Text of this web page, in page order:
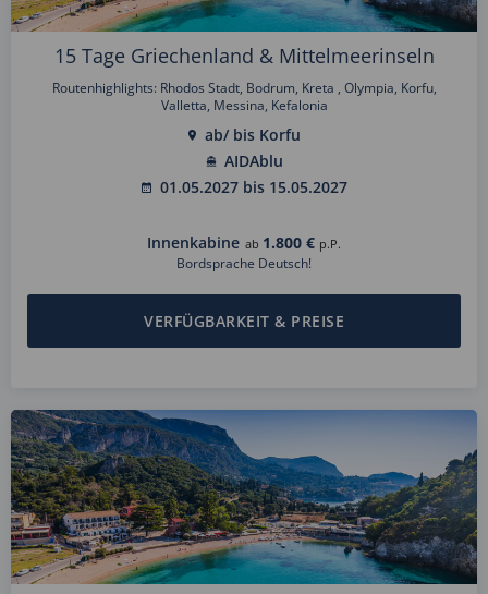
15 Tage Griechenland & Mittelmeerinseln
Routenhighlights: Rhodos Stadt, Bodrum, Kreta , Olympia, Korfu,
Valletta, Messina, Kefalonia
ab/ bis Korfu
AIDAblu
01.05.2027 bis 15.05.2027
Innenkabine ab 1.800 € p.P.
Bordsprache Deutsch!
VERFÜGBARKEIT & PREISE